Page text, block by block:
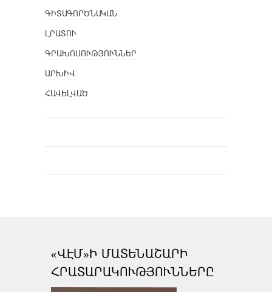
ԳԻՏԱԳՈՐԾՆԱԿԱՆ
ԼՐԱՏՈՒ
ԳՐԱԽՈՍՈՒԹՅՈՒՆՆԵՐ
ԱՐԽԻՎ
ՀԱՎԵԼՎԱԾ
«ՎԷՄ»Ի ՄԱՏԵՆԱՇԱՐԻ
ՀՐԱՏԱՐԱԿՈՒԹՅՈՒՆՆԵՐԸ